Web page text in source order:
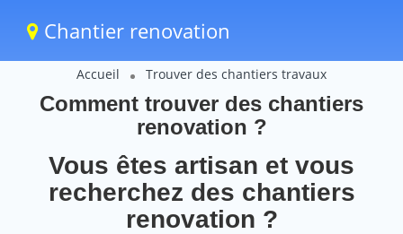
Chantier renovation
Accueil Trouver des chantiers travaux
Comment trouver des chantiers
renovation ?
Vous êtes artisan et vous
recherchez des chantiers
renovation ?